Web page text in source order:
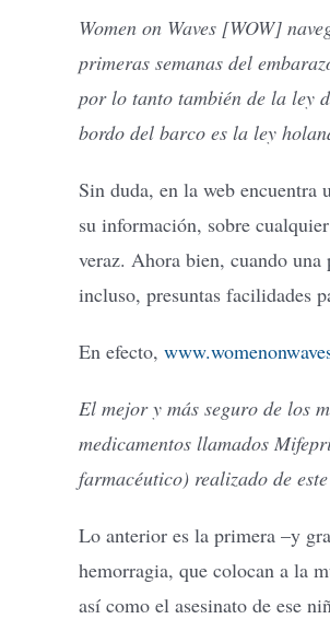
Women on Waves [WOW]
primeras semanas del
por lo tanto también de la ley
bordo del barco es la ley
Sin duda, en la web encuentra
su información, sobre
veraz. Ahora bien, cuando
incluso, presuntas facilidades
En efecto,
El mejor y más seguro de los
medicamentos llamados
farmacéutico) realizado de
Lo anterior es la primera –y
hemorragia, que colocan a la
así como el asesinato de ese